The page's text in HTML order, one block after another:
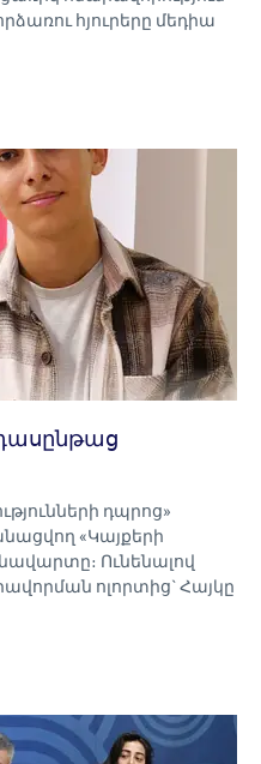
հյուրերը մեդիա
դպրոց»‎
«‎Կայքերի
Ունենալով
ոլորտից` Հայկը